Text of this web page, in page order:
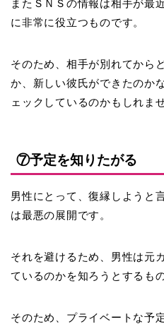
またＳＮＳの情報は相手が最
に非常に役立つものです。
そのため、相手が別れてから
か、新しい彼氏ができたのか
ェックしているのかもしれませ
⑦予定を知りたがる
男性にとって、復縁しようと
は最悪の展開です。
それを避けるため、男性は元
ているのかを知ろうとするもの
そのため、 プライベートな予